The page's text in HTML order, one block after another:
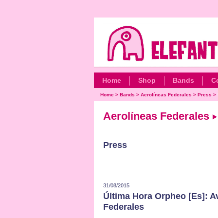
Home Shop Bands
Home> Bands > Aerolíneas Federales > Press >
Aerolíneas Federales
Press
31/08/2015
Última Hora Orpheo [Es]:
Federales